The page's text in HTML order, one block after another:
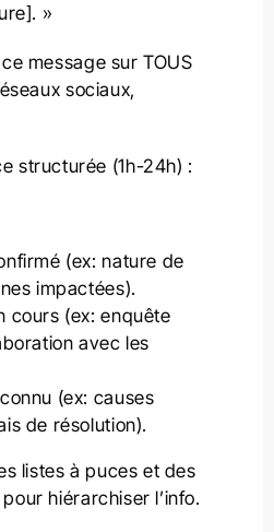
»
message sur TOUS
sociaux,
structurée (1h-24h) :
(ex: nature de
impactées).
cours (ex: enquête
avec les
(ex: causes
de résolution).
listes à puces et des
hiérarchiser l’info.